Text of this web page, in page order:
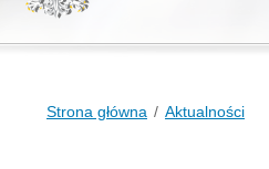
Strona główna Aktualności